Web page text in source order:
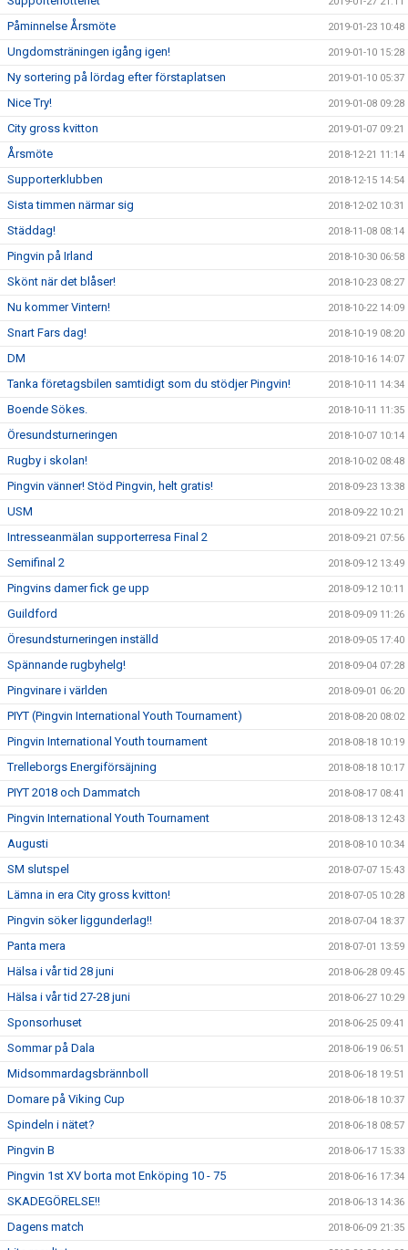
Påminnelse Årsmöte 2019-01-23 10:48
Ungdomsträningen igång igen! 2019-01-10 15:28
Ny sortering på lördag efter förstaplatsen 2019-01-10 05:37
Nice Try! 2019-01-08 09:28
City gross kvitton 2019-01-07 09:21
Årsmöte 2018-12-21 11:14
Supporterklubben 2018-12-15 14:54
Sista timmen närmar sig 2018-12-02 10:31
Städdag! 2018-11-08 08:14
Pingvin på Irland 2018-10-30 06:58
Skönt när det blåser! 2018-10-23 08:27
Nu kommer Vintern! 2018-10-22 14:09
Snart Fars dag! 2018-10-19 08:20
DM 2018-10-16 14:07
Tanka företagsbilen samtidigt som du stödjer Pingvin! 2018-10-11 14:34
Boende Sökes. 2018-10-11 11:35
Öresundsturneringen 2018-10-07 10:14
Rugby i skolan! 2018-10-02 08:48
Pingvin vänner! Stöd Pingvin, helt gratis! 2018-09-23 13:38
USM 2018-09-22 10:21
Intresseanmälan supporterresa Final 2 2018-09-21 07:56
Semifinal 2 2018-09-12 13:49
Pingvins damer fick ge upp 2018-09-12 10:11
Guildford 2018-09-09 11:26
Öresundsturneringen inställd 2018-09-05 17:40
Spännande rugbyhelg! 2018-09-04 07:28
Pingvinare i världen 2018-09-01 06:20
PIYT (Pingvin International Youth Tournament) 2018-08-20 08:02
Pingvin International Youth tournament 2018-08-18 10:19
Trelleborgs Energiförsäjning 2018-08-18 10:17
PIYT 2018 och Dammatch 2018-08-17 08:41
Pingvin International Youth Tournament 2018-08-13 12:43
Augusti 2018-08-10 10:34
SM slutspel 2018-07-07 15:43
Lämna in era City gross kvitton! 2018-07-05 10:28
Pingvin söker liggunderlag!! 2018-07-04 18:37
Panta mera 2018-07-01 13:59
Hälsa i vår tid 28 juni 2018-06-28 09:45
Hälsa i vår tid 27-28 juni 2018-06-27 10:29
Sponsorhuset 2018-06-25 09:41
Sommar på Dala 2018-06-19 06:51
Midsommardagsbrännboll 2018-06-18 19:51
Domare på Viking Cup 2018-06-18 10:37
Spindeln i nätet? 2018-06-18 08:57
Pingvin B 2018-06-17 15:33
Pingvin 1st XV borta mot Enköping 10 - 75 2018-06-16 17:34
SKADEGÖRELSE!! 2018-06-13 14:36
Dagens match 2018-06-09 21:35